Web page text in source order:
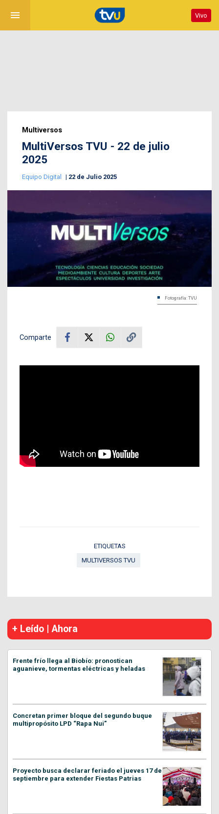
menu Vivo
Multiversos
MultiVersos TVU - 22 de julio
2025
Equipo Digital 22 de Julio 2025
Fotografía: TVU
Comparte
ETIQUETAS
MULTIVERSOS TVU
+ Leído | Ahora
Frente frío llega al Biobío: pronostican
aguanieve, tormentas eléctricas y heladas
Concretan primer bloque del segundo buque
multipropósito LPD “Rapa Nui”
Proyecto busca declarar feriado el jueves 17 de
septiembre para extender Fiestas Patrias